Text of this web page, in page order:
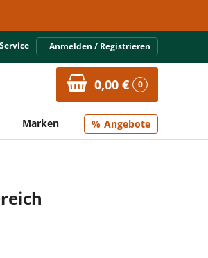
Anmelden / Registrieren
0,00 € 0
Marken Angebote